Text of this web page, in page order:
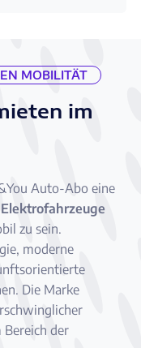
MOBILITÄT
im
Auto-Abo eine
zu sein.
moderne
Die Marke
Bereich der